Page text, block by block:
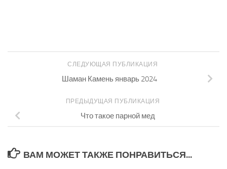
СЛЕДУЮЩАЯ ПУБЛИКАЦИЯ
Шаман Камень январь 2024
ПРЕДЫДУЩАЯ ПУБЛИКАЦИЯ
Что такое парной мед
ВАМ МОЖЕТ ТАКЖЕ ПОНРАВИТЬСЯ...